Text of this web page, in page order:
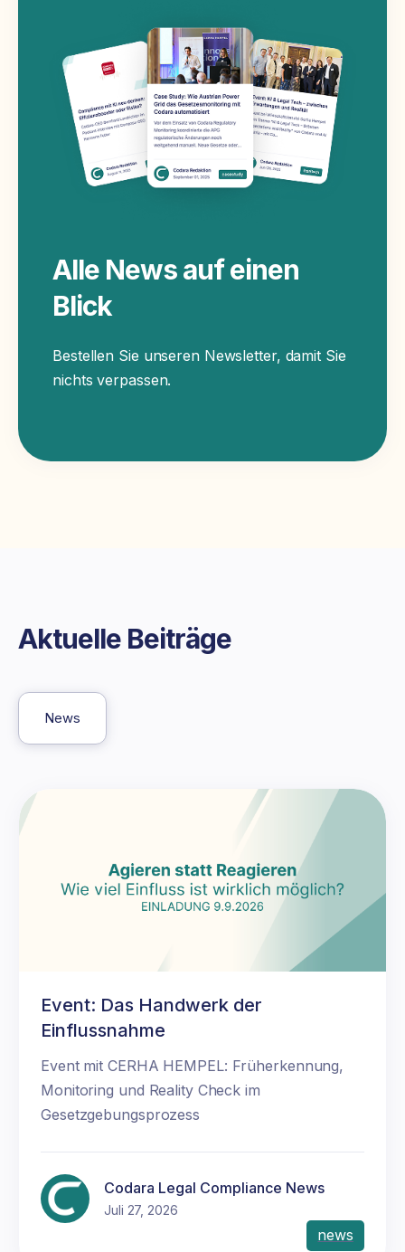
Alle News auf einen
Blick
Bestellen Sie unseren Newsletter, damit Sie
nichts verpassen.
Aktuelle Beiträge
News
Event: Das Handwerk der
Einflussnahme
Event mit CERHA HEMPEL: Früherkennung,
Monitoring und Reality Check im
Gesetzgebungsprozess
Codara Legal Compliance News
Juli 27, 2026
news